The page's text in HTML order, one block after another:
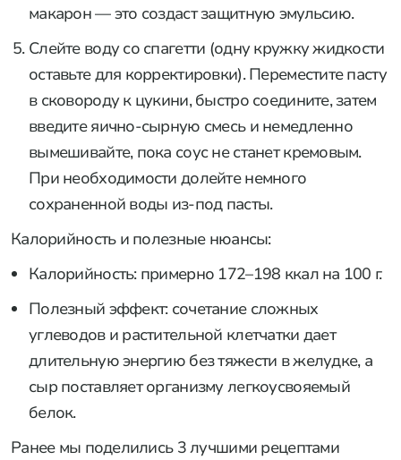
макарон — это создаст защитную эмульсию.
Слейте воду со спагетти (одну кружку жидкости
оставьте для корректировки). Переместите пасту
в сковороду к цукини, быстро соедините, затем
введите яично-сырную смесь и немедленно
вымешивайте, пока соус не станет кремовым.
При необходимости долейте немного
сохраненной воды из-под пасты.
Калорийность и полезные нюансы:
Калорийность: примерно 172–198 ккал на 100 г.
Полезный эффект: сочетание сложных
углеводов и растительной клетчатки дает
длительную энергию без тяжести в желудке, а
сыр поставляет организму легкоусвояемый
белок.
Ранее мы поделились 3 лучшими рецептами